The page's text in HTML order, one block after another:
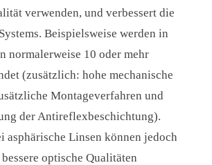
verwenden, und verbessert die
Beispielsweise werden in
normalerweise 10 oder mehr
(zusätzlich: hohe mechanische
Montageverfahren und
der Antireflexbeschichtung).
asphärische Linsen können jedoch
optische Qualitäten